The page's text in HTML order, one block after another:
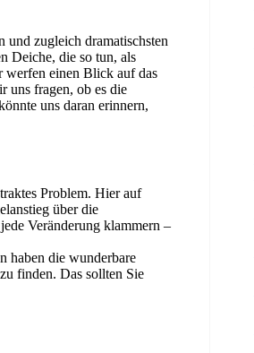
und zugleich dramatischsten
Deiche, die so tun, als
werfen einen Blick auf das
uns fragen, ob es die
uns daran erinnern,
Problem. Hier auf
über die
Veränderung klammern –
haben die wunderbare
finden. Das sollten Sie